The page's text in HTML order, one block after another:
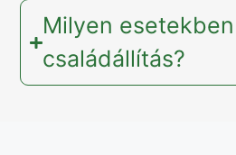
Milyen
családállítás?